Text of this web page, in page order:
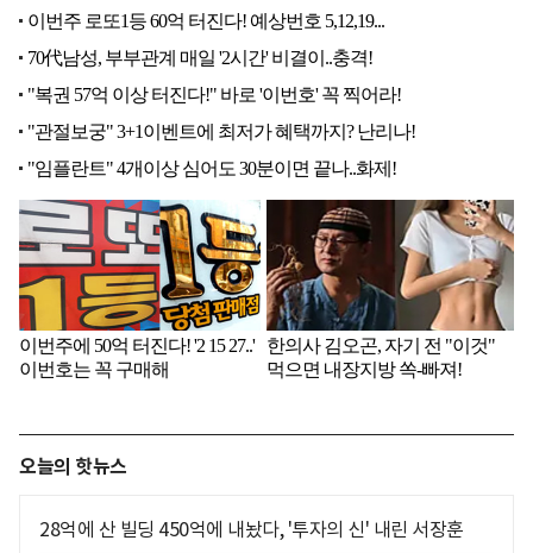
오늘의 핫뉴스
28억에 산 빌딩 450억에 내놨다, '투자의 신' 내린 서장훈